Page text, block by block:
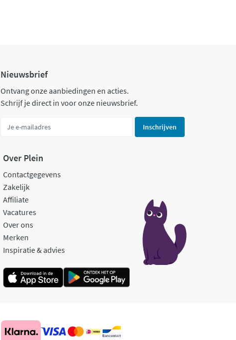
Nieuwsbrief
Ontvang onze aanbiedingen en acties.
Schrijf je direct in voor onze nieuwsbrief.
Inschrijven
Over Plein
Contactgegevens
Zakelijk
Affiliate
Vacatures
Over ons
Merken
Inspiratie & advies